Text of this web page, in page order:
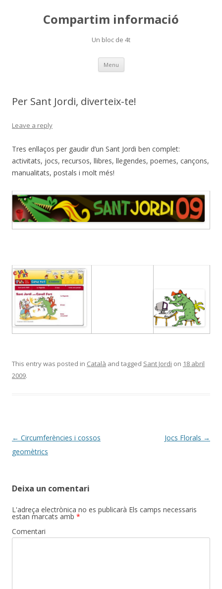
Compartim informació
Un bloc de 4t
Menu Skip
content
Per Sant Jordi, diverteix-te!
Leave a reply
Tres enllaços per gaudir d’un Sant Jordi ben complet:
activitats, jocs, recursos, llibres, llegendes, poemes, cançons,
manualitats, postals i molt més!
This entry was posted in Català and tagged Sant Jordi on 18 abril
2009.
Post
navigation
← Circumferències i cossos
geomètrics
Jocs Florals →
Deixa un comentari
L'adreça electrònica no es publicarà Els camps necessaris
estan marcats amb *
Comentari